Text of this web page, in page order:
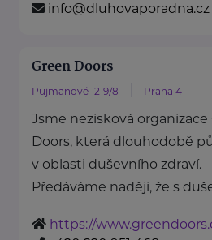
info@dluhovaporadna.cz
Green Doors
Pujmanové 1219/8 Praha 4
Jsme nezisková organizace
Doors, která dlouhodobě
v oblasti duševního zdraví.
Předáváme naději, že s
https://